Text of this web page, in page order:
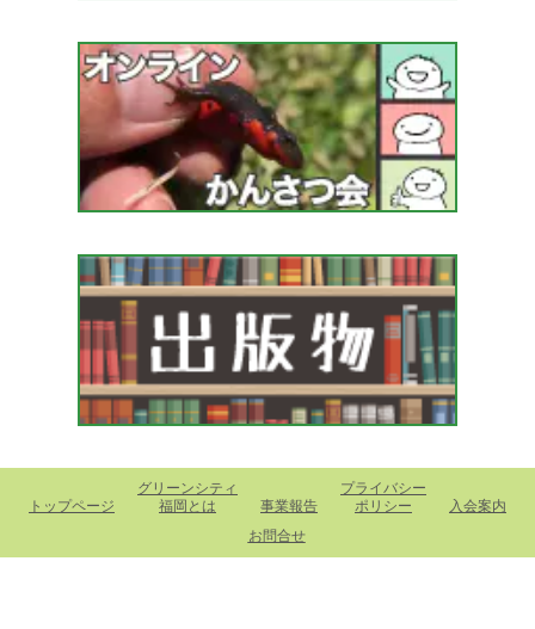
トップページ
グリーンシティ
福岡とは
事業報告
プライバシー
ポリシー
入会案内
お問合せ